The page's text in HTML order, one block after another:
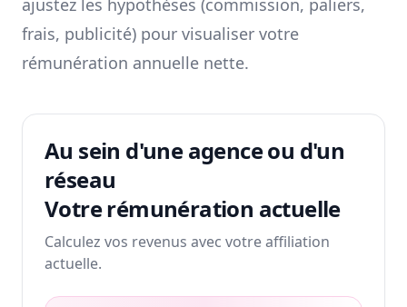
ajustez les hypothèses (commission, paliers,
frais, publicité) pour visualiser votre
rémunération annuelle nette.
Au sein d'une agence ou d'un
réseau
Votre rémunération actuelle
Calculez vos revenus avec votre affiliation
actuelle.